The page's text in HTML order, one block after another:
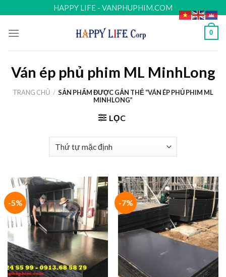
to
content
HAPPY LIFE - VANPHUPHIM.COM
0
Ván ép phủ phim ML MinhLong
TRANG CHỦ / SẢN PHẨM ĐƯỢC GẮN THẺ “VÁN ÉP PHỦ PHIM ML
MINHLONG”
LỌC
-5% -7%